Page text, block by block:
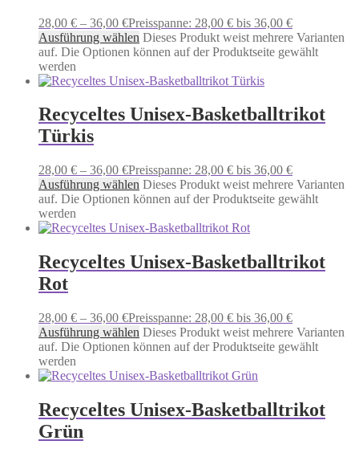
28,00 € – 36,00 €Preisspanne: 28,00 € bis 36,00 €
Ausführung wählen Dieses Produkt weist mehrere Varianten
auf. Die Optionen können auf der Produktseite gewählt
werden
Recyceltes Unisex-Basketballtrikot
Türkis
28,00 € – 36,00 €Preisspanne: 28,00 € bis 36,00 €
Ausführung wählen Dieses Produkt weist mehrere Varianten
auf. Die Optionen können auf der Produktseite gewählt
werden
Recyceltes Unisex-Basketballtrikot
Rot
28,00 € – 36,00 €Preisspanne: 28,00 € bis 36,00 €
Ausführung wählen Dieses Produkt weist mehrere Varianten
auf. Die Optionen können auf der Produktseite gewählt
werden
Recyceltes Unisex-Basketballtrikot
Grün